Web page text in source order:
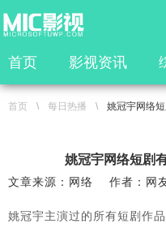
首页 影视资讯
首页 \ 每日热播 \ 姚冠宇网络
姚冠宇网络短剧
文章来源：网络 作者：网
姚冠宇主演过的所有短剧作